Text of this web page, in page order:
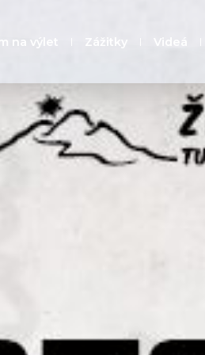
na výlet Zážitky Videá